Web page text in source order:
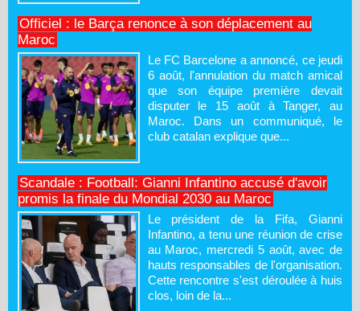
Officiel : le Barça renonce à son déplacement au
Maroc
Le FC Barcelone a annoncé, ce jeudi
6 août, l'annulation du match amical
que son équipe première devait
disputer le 15 août à Tanger, au
Maroc. Dans un communiqué, le
club catalan explique que...
Scandale : Football: Gianni Infantino accusé d'avoir
promis la finale du Mondial 2030 au Maroc
Le président de la Fifa, Gianni
Infantino, a tenu une réunion de crise
au Maroc, mercredi 5 août, avec de
hauts responsables de l'organisation.
Cette rencontre s'est déroulée à huis
clos, loin de la...